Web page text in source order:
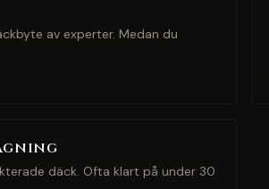
av experter. Medan du
däck. Ofta klart på under 30